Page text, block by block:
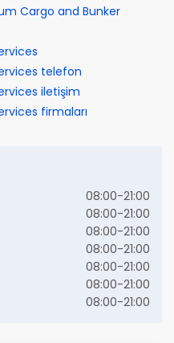
Cargo and Bunker
telefon
iletişim
firmaları
08:00-21:00
08:00-21:00
08:00-21:00
08:00-21:00
08:00-21:00
08:00-21:00
08:00-21:00